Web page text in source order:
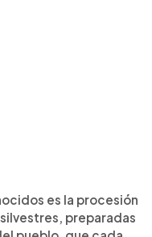
es la procesión
preparadas